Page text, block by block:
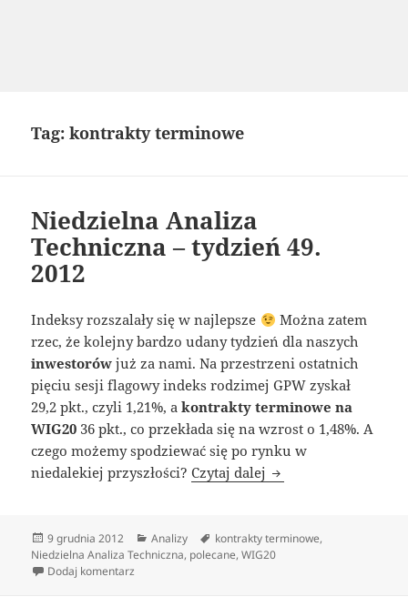
Tag:kontrakty terminowe
Niedzielna Analiza
Techniczna – tydzień 49.
2012
Indeksy rozszalały się w najlepsze
Można zatem
rzec, że kolejny bardzo udany tydzień dla naszych
inwestorów już za nami. Na przestrzeni ostatnich
pięciu sesji flagowy indeks rodzimej GPW zyskał
29,2 pkt., czyli 1,21%, akontrakty terminowe na
WIG20 36 pkt., co przekłada się na wzrost o 1,48%. A
czego możemy spodziewać się po rynku w
niedalekiej przyszłości?Czytaj dalej Niedzielna Analiza
Data
publikacji
9 grudnia 2012 Kategorie
Analizy Tagi
kontrakty terminowe,
Niedzielna Analiza Techniczna, polecane,WIG20
Dodaj komentarz